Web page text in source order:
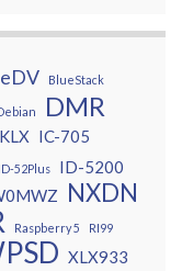
BlueStack
DMR
IC-705
ID-52Plus
ID-5200
NXDN
Raspberry 5 RI99
XLX933